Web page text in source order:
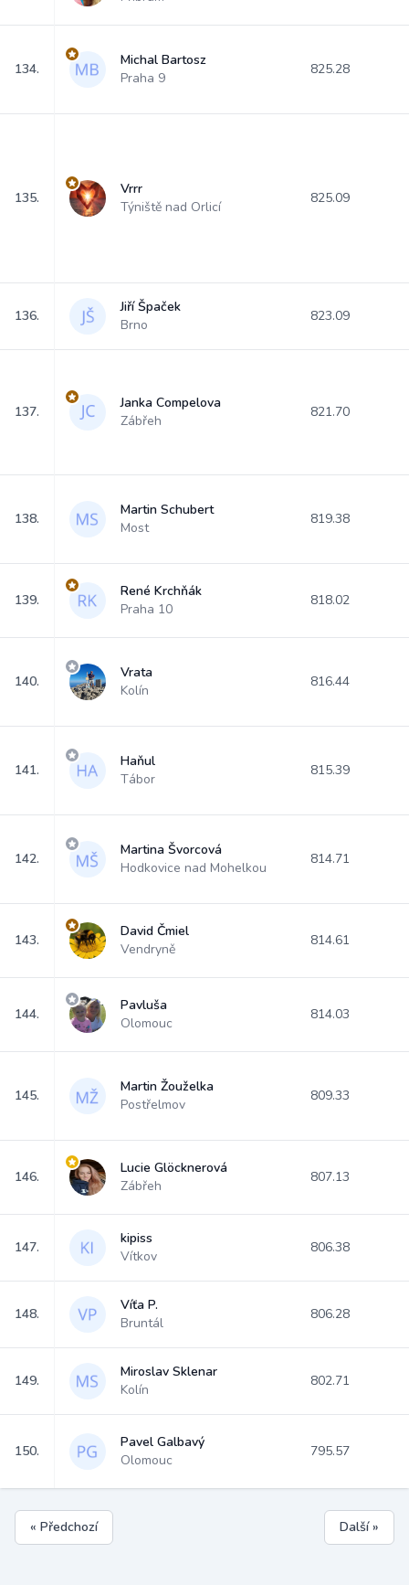
134.
Michal Bartosz
Praha 9
825.28
135.
Vrrr
Týniště nad Orlicí
825.09
136.
Jiří Špaček
Brno
823.09
137.
Janka Compelova
Zábřeh
821.70
138.
Martin Schubert
Most
819.38
139.
René Krchňák
Praha 10
818.02
140.
Vrata
Kolín
816.44
141.
Haňul
Tábor
815.39
142.
Martina Švorcová
Hodkovice nad Mohelkou
814.71
143.
David Čmiel
Vendryně
814.61
144.
Pavluša
Olomouc
814.03
145.
Martin Žouželka
Postřelmov
809.33
146.
Lucie Glöcknerová
Zábřeh
807.13
147.
kipiss
Vítkov
806.38
148.
Víťa P.
Bruntál
806.28
149.
Miroslav Sklenar
Kolín
802.71
150.
Pavel Galbavý
Olomouc
795.57
« Předchozí Další »